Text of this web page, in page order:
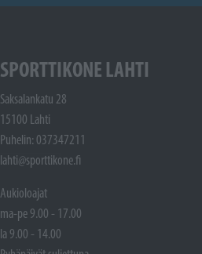
SPORTTIKONE LAHTI
Saksalankatu 28
15100 Lahti
Puhelin: 037347211
lahti@sporttikone.fi
Aukioloajat
ma-pe 9.00 - 17.00
la 9.00 - 14.00